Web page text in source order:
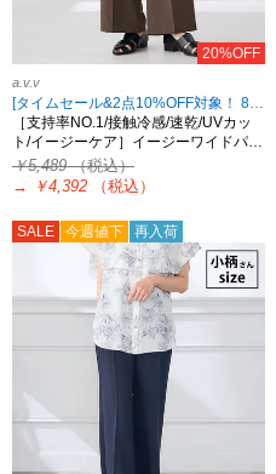
20%OFF
a.v.v
[タイムセール&2点10%OFF対象！ 8/18 8:59まで]
［支持率NO.1/接触冷感/速乾/UVカッ
ト/イージーケア］イージーワイドパ…
￥5,489（税込）
→
￥4,392 （税込）
SALE 今週値下 再入荷